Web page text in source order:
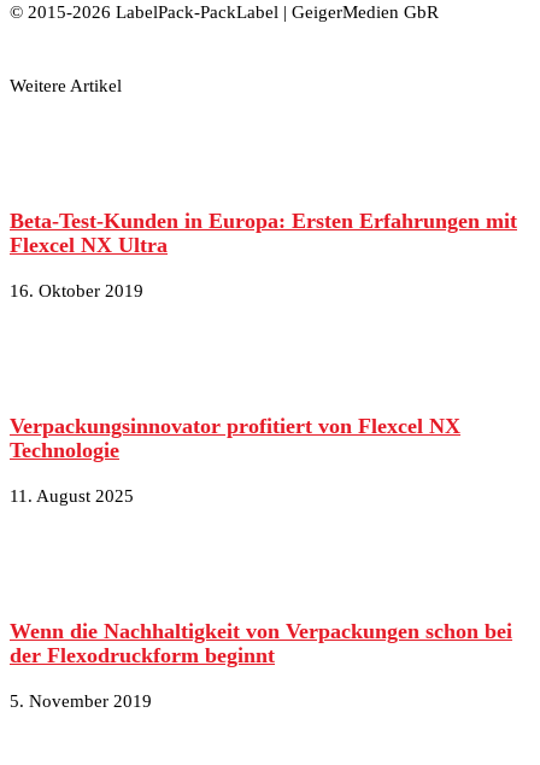
© 2015-2026 LabelPack-PackLabel | GeigerMedien GbR
Weitere Artikel
Beta-Test-Kunden in Europa: Ersten Erfahrungen mit
Flexcel NX Ultra
16. Oktober 2019
Verpackungsinnovator profitiert von Flexcel NX
Technologie
11. August 2025
Wenn die Nachhaltigkeit von Verpackungen schon bei
der Flexodruckform beginnt
5. November 2019